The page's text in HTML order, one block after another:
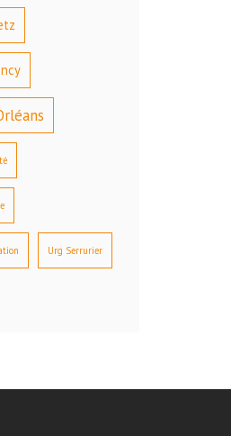
Urg Serrurier